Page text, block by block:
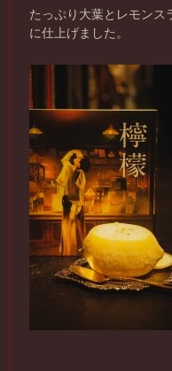
たっぷり大葉とレモンス
に仕上げました。